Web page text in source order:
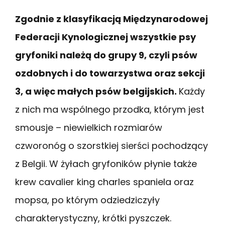
Zgodnie z klasyfikacją Międzynarodowej
Federacji Kynologicznej wszystkie psy
gryfoniki należą do grupy 9, czyli psów
ozdobnych i do towarzystwa oraz sekcji
3, a więc małych psów belgijskich. Każdy
z nich ma wspólnego przodka, którym jest
smousje – niewielkich rozmiarów
czworonóg o szorstkiej sierści pochodzący
z Belgii. W żyłach gryfoników płynie także
krew cavalier king charles spaniela oraz
mopsa, po którym odziedziczyły
charakterystyczny, krótki pyszczek.